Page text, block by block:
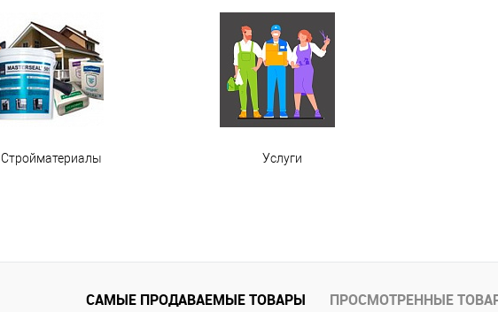
Стройматериалы Услуги
САМЫЕ ПРОДАВАЕМЫЕ ТОВАРЫ ПРОСМОТРЕННЫЕ